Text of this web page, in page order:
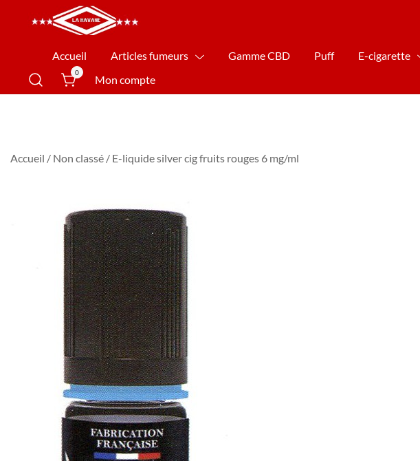
La Havane Nîmes
Accueil Articles fumeurs Gamme CBD Puff E-cigarette
0
Mon compte
Accueil / Non classé / E-liquide silver cig fruits rouges 6 mg/ml